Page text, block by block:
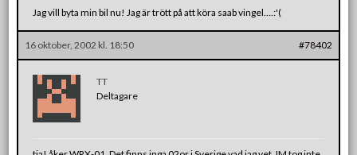
Jag vill byta min bil nu! Jag är trött på att köra saab vingel….:'(
16 oktober, 2002 kl. 18:50 #78402
TT
Deltagare